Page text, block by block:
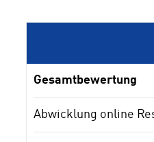
Gesamtbewertung
Abwicklung online